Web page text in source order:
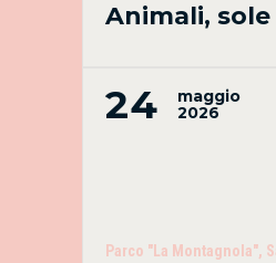
Animali,
24
maggio
2026
Parco "La Montagnola",